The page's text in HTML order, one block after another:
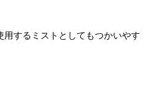
用するミストとしてもつかいやす